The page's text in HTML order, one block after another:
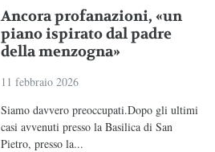
Ancora profanazioni, «un
piano ispirato dal padre
della menzogna»
11 febbraio 2026
Siamo davvero preoccupati.Dopo gli ultimi
casi avvenuti presso la Basilica di San
Pietro, presso la...